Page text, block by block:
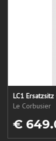
LC1
Le Corbusier
€